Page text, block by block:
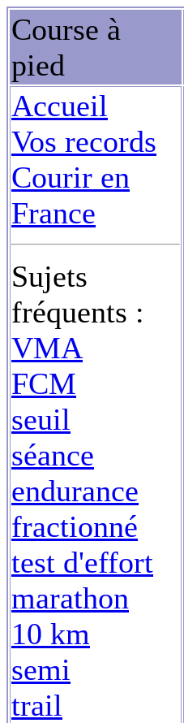
Course à
pied
Accueil
Vos records
Courir en
France
Sujets
fréquents :
VMA
FCM
seuil
séance
endurance
fractionné
test d'effort
marathon
10 km
semi
trail